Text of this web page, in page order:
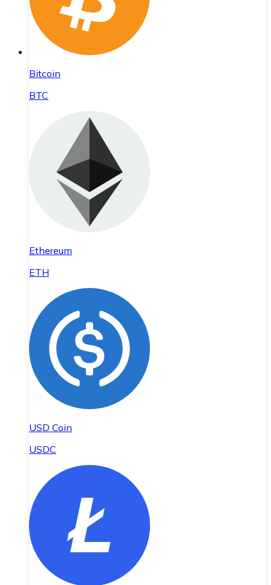
Bitcoin
BTC
Ethereum
ETH
USD Coin
USDC